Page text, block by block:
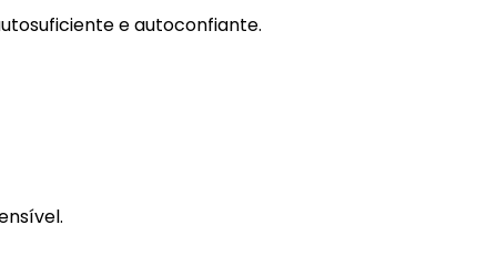
e autoconfiante.